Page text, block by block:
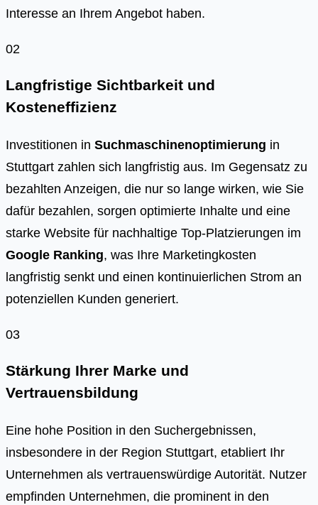
Interesse an Ihrem Angebot haben.
02
Langfristige Sichtbarkeit und
Kosteneffizienz
Investitionen in Suchmaschinenoptimierung in
Stuttgart zahlen sich langfristig aus. Im Gegensatz zu
bezahlten Anzeigen, die nur so lange wirken, wie Sie
dafür bezahlen, sorgen optimierte Inhalte und eine
starke Website für nachhaltige Top-Platzierungen im
Google Ranking, was Ihre Marketingkosten
langfristig senkt und einen kontinuierlichen Strom an
potenziellen Kunden generiert.
03
Stärkung Ihrer Marke und
Vertrauensbildung
Eine hohe Position in den Suchergebnissen,
insbesondere in der Region Stuttgart, etabliert Ihr
Unternehmen als vertrauenswürdige Autorität. Nutzer
empfinden Unternehmen, die prominent in den